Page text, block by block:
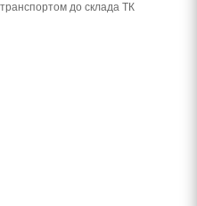
до склада ТК